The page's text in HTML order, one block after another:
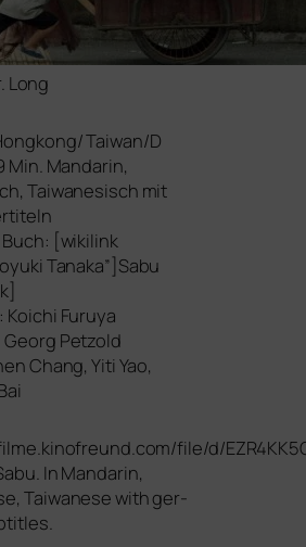
Long
Taiwan/D
Min. Mandarin,
Taiwanesisch mit
Buch: [wiki­link
Tanaka”]Sabu
Koichi Furuya
Petzold
Chang, Yiti Yao,
file/d/
In Mandarin,
Taiwanese with ger­